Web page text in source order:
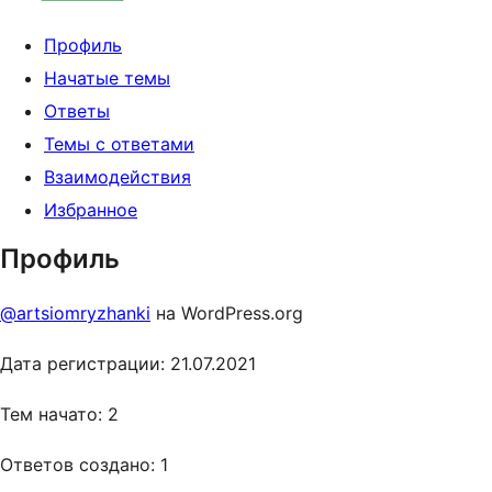
Профиль
Начатые темы
Ответы
Темы с ответами
Взаимодействия
Избранное
Профиль
@artsiomryzhanki на WordPress.org
Дата регистрации: 21.07.2021
Тем начато: 2
Ответов создано: 1